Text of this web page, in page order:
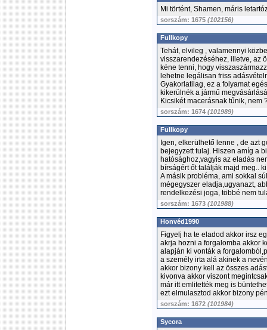
Mi történt, Shamen, máris
sorszám: 1675 (102156)
Fullkopy
Tehát, elvileg , valamennyi
visszarendezéséhez, illetve, az
kéne tenni, hogy
lehetne legálisan friss
Gyakorlatilag, ez a folyamat
kikerülnék a jármű
Kicsikét macerásnak tűnik, nem
sorszám: 1674 (101989)
Fullkopy
Igen, elkerülhető lenne , de azt
bejegyzett tulaj. Hiszen amíg a
hatósághoz,vagyis az eladás
bírságért őt találják majd meg..
A másik probléma, ami sokkal
mégegyszer eladja,ugyanazt,
rendelkezési joga, többé nem
sorszám: 1673 (101988)
Honvéd1990
Figyelj ha te eladod akkor irsz
akrja hozni a forgalomba akkor
alapján ki vonták a
a személy irta alá akinek a
akkor bizony kell az összes
kivonva akkor viszont
már itt emlitették meg is
ezt elmulasztod akkor bizony
sorszám: 1672 (101984)
Sycora